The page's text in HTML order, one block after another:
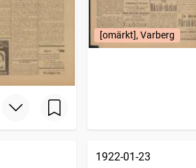
[omärkt], Varberg
1922-01-23